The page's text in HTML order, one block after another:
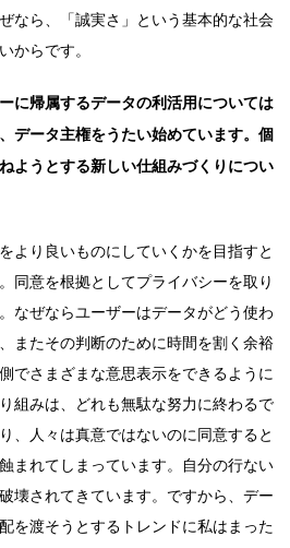
なら、「誠実さ」という基本的な社会
からです。
帰属するデータの利活用については
データ主権をうたい始めています。個
ようとする新しい仕組みづくりについ
より良いものにしていくかを目指すと
同意を根拠としてプライバシーを取り
なぜならユーザーはデータがどう使わ
またその判断のために時間を割く余裕
でさまざまな意思表示をできるように
組みは、どれも無駄な努力に終わるで
、人々は真意ではないのに同意すると
まれてしまっています。自分の行ない
壊されてきています。ですから、デー
を渡そうとするトレンドに私はまった